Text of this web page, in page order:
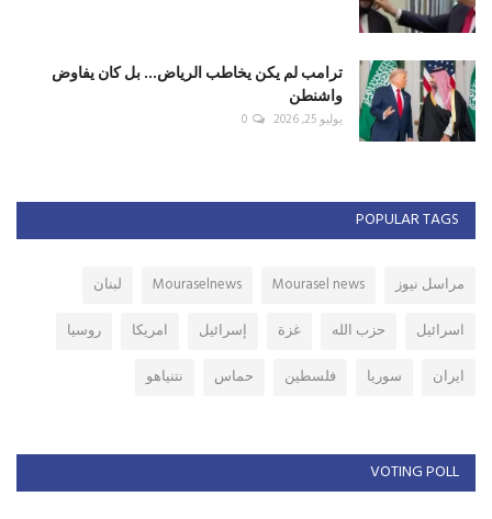
ترامب لم يكن يخاطب الرياض... بل كان يفاوض
واشنطن
يوليو 25, 2026 0
POPULAR TAGS
مراسل نيوز Mourasel news
Mouraselnews
لبنان
اسرائيل
حزب الله غزة إسرائيل امريكا
روسيا
ايران
سوريا فلسطين حماس نتنياهو
VOTING POLL